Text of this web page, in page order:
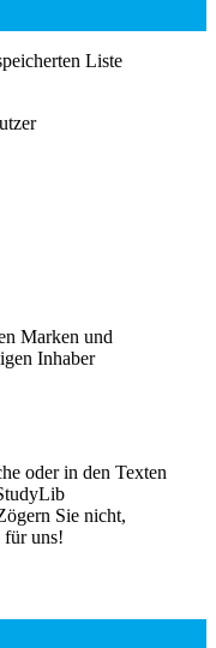
Liste
Marken und
Inhaber
oder in den Texten
Sie nicht,
für uns!